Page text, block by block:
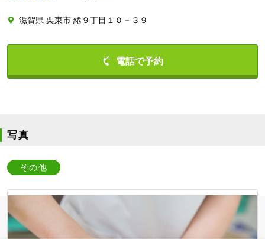
滋賀県 栗東市 綣９丁目１０－３９
写真
その他
0775538571